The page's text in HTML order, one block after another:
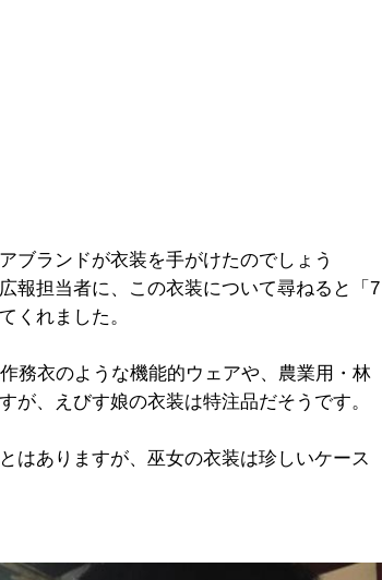
ブランドが衣装を手がけたのでしょう
担当者に、この衣装について尋ねると「7
くれました。
務衣のような機能的ウェアや、農業用・林
が、えびす娘の衣装は特注品だそうです。
はありますが、巫女の衣装は珍しいケース